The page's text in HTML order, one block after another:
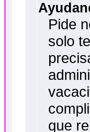
Pide
solo
que